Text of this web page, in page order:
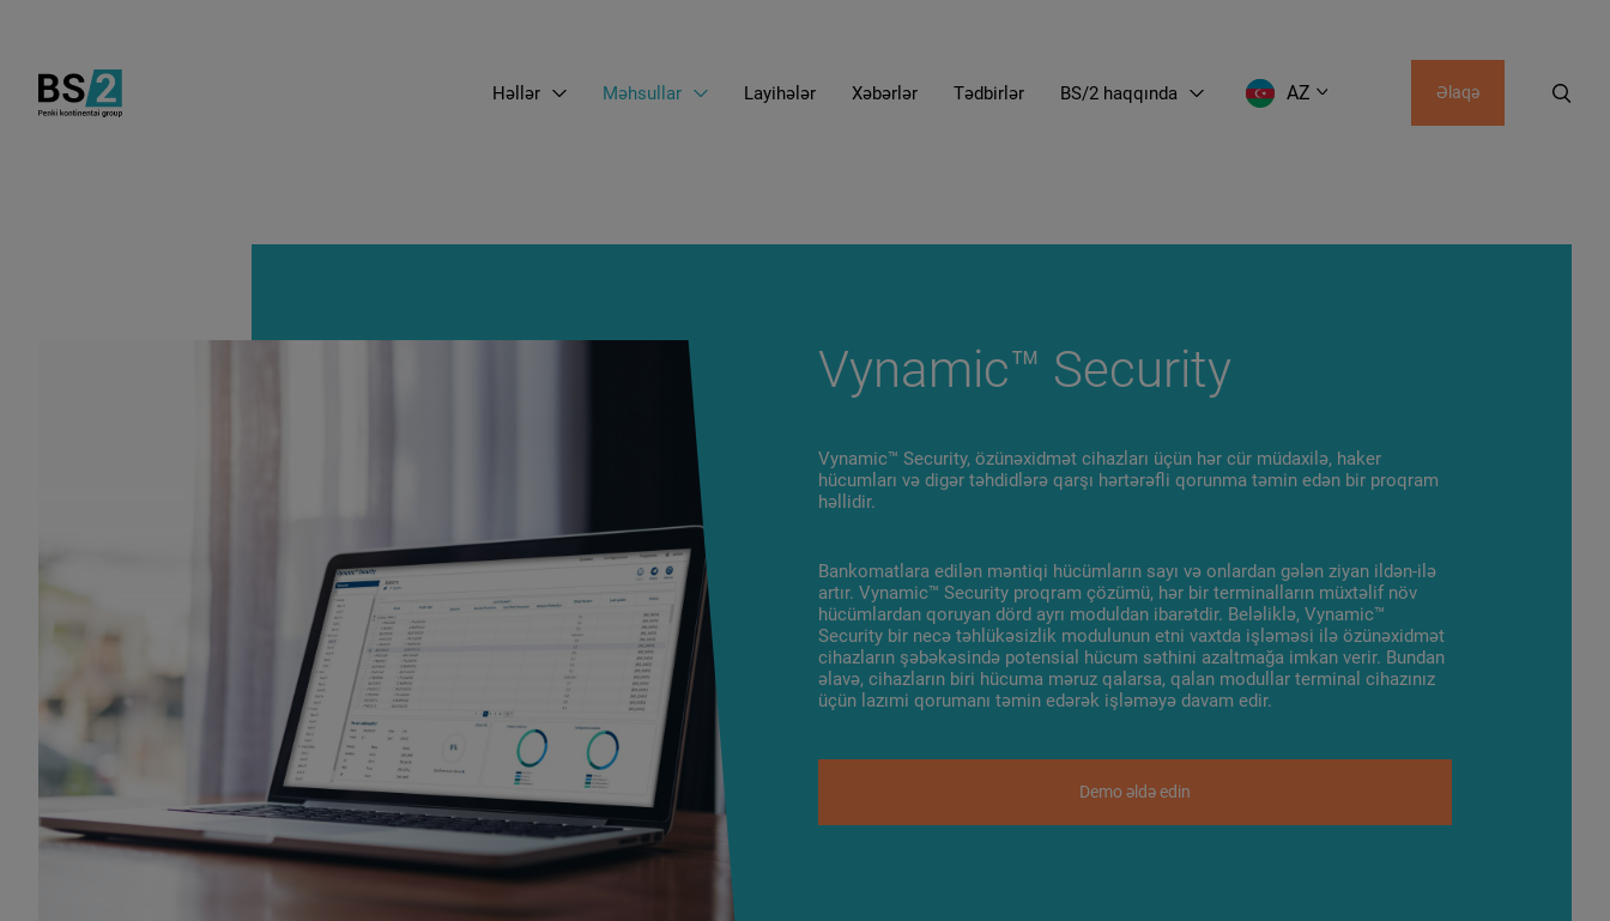
Həllər Məhsullar Layihələr Xəbərlər Tədbirlər BS/2 haqqında AZ Əlaqə
Vynamic™ Security
Vynamic™ Security, özünəxidmət cihazları üçün hər cür müdaxilə, haker
hücumları və digər təhdidlərə qarşı hərtərəfli qorunma təmin edən bir proqram
həllidir.
Bankomatlara edilən məntiqi hücümların sayı və onlardan gələn ziyan ildən-ilə
artır. Vynamic™ Security proqram çözümü, hər bir terminalların müxtəlif növ
hücümlardan qoruyan dörd ayrı moduldan ibarətdir. Beləliklə, Vynamic™
Security bir necə təhlükəsizlik modulunun etni vaxtda işləməsi ilə özünəxidmət
cihazların şəbəkəsində potensial hücum səthini azaltmağa imkan verir. Bundan
əlavə, cihazların biri hücuma məruz qalarsa, qalan modullar terminal cihazınız
üçün lazımi qorumanı təmin edərək işləməyə davam edir.
Demo əldə edin